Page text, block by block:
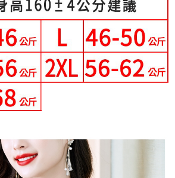
，「大哥付你分期」於每月結算日後寄送繳費提
，可選擇「超商條碼／台灣大直營門市／銀行轉
」等通路繳費。
股份有限公司」（以下簡稱本公司）所提供，讓
務購買商品或服務，並由商店將買賣／分期付款
，依約使用本公司帳單繳交帳款。
付你分期」之契約關係目的，商店將以您的個人
址）提供予台灣大哥大進項蒐集、處理及利用，
帳流程】
先享後付」後，將跳轉至「AFTEE先享後付」
並確認金額後，即可完成結帳。
收到繳費通知簡訊。
天內，點擊此簡訊中的連結，可透過四大超商／
式進行付款，方視為交易完成。
下不需立刻繳費，但若您需要取消訂單，請聯絡
先享後付 」之結帳頁面顯示為準，若有關於
限公司提供之「AFTEE先享後付」服務完成之交
內提供個人資料，並將交易相關給付款項請求債
含以上)免運費
含以上)免運費
含以上)免運費